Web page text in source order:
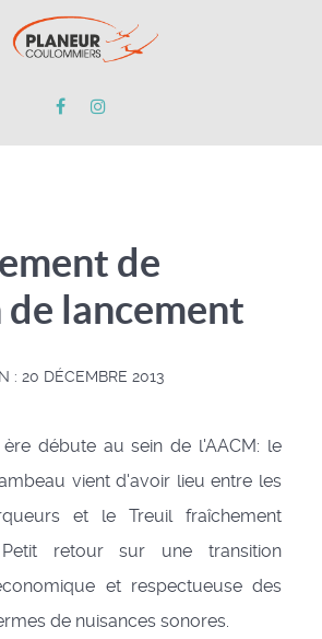
de
de lancement
: 20 DÉCEMBRE 2013
débute au sein de l'AACM: le
vient d'avoir lieu entre les
et le Treuil fraîchement
Petit retour sur une transition
et respectueuse des
de nuisances sonores.